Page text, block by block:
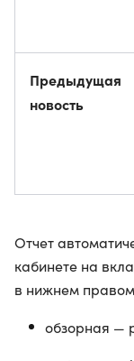
Предыдущая
новость
Отчет
кабинете на
в нижнем правом
обзорная —